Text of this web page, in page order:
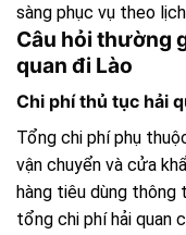
sàng phục vụ theo
Câu hỏi thường
quan đi Lào
Chi phí thủ tục hải
Tổng chi phí phụ
vận chuyển và cửa
hàng tiêu dùng thông
tổng chi phí hải quan